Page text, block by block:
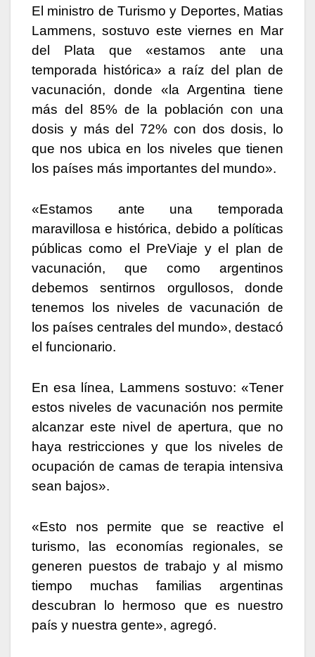
El ministro de Turismo y Deportes, Matias
Lammens, sostuvo este viernes en Mar
del Plata que «estamos ante una
temporada histórica» a raíz del plan de
vacunación, donde «la Argentina tiene
más del 85% de la población con una
dosis y más del 72% con dos dosis, lo
que nos ubica en los niveles que tienen
los países más importantes del mundo».
«Estamos ante una temporada
maravillosa e histórica, debido a políticas
públicas como el PreViaje y el plan de
vacunación, que como argentinos
debemos sentirnos orgullosos, donde
tenemos los niveles de vacunación de
los países centrales del mundo», destacó
el funcionario.
En esa línea, Lammens sostuvo: «Tener
estos niveles de vacunación nos permite
alcanzar este nivel de apertura, que no
haya restricciones y que los niveles de
ocupación de camas de terapia intensiva
sean bajos».
«Esto nos permite que se reactive el
turismo, las economías regionales, se
generen puestos de trabajo y al mismo
tiempo muchas familias argentinas
descubran lo hermoso que es nuestro
país y nuestra gente», agregó.